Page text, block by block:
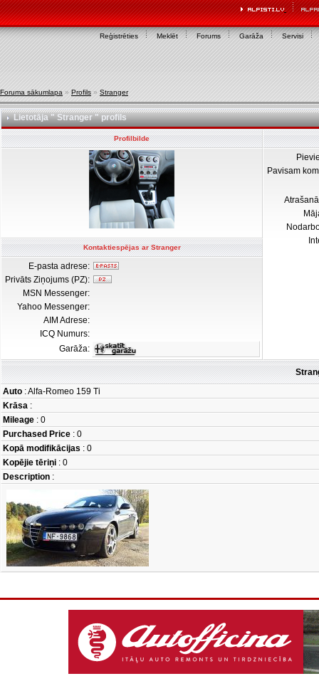
Reģistrēties Meklēt Forums Garāža Servisi
Foruma sākumlapa » Profils » Stranger
Lietotāja " Stranger " profils
Profilbilde
Pavisam
Kontaktiespējas ar Stranger
E-pasta adrese:
Privāts Ziņojums (PZ):
MSN Messenger:
Yahoo Messenger:
AIM Adrese:
ICQ Numurs:
Garāža:
Auto : Alfa-Romeo 159 Ti
Krāsa :
Mileage : 0
Purchased Price : 0
Kopā modifikācijas : 0
Kopējie tēriņi : 0
Description :